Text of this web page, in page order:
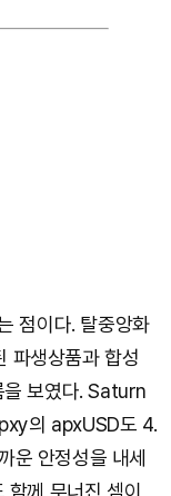
점이다. 탈중앙화
파생상품과 합성
을 보였다. Saturn
의 apxUSD도 4.
운 안정성을 내세
께 무너진 셈이